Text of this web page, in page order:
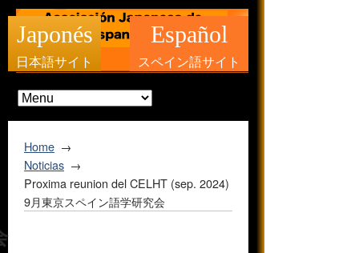
Japonés
日本語サイト
Español
スペイン語サイト
Home
Noticias
Proxima reunion del CELHT (sep. 2024)
9月東京スペイン語学研究会